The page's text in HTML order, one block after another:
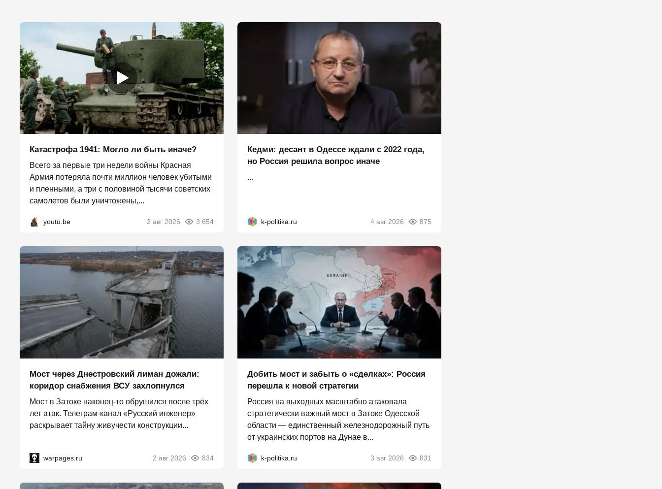
Катастрофа 1941: Могло ли быть иначе?
Всего за первые три недели войны Красная
Армия потеряла почти миллион человек убитыми
и пленными, а три с половиной тысячи советских
самолетов были уничтожены,...
youtu.be 2 авг 2026 3 654
Кедми: десант в Одессе ждали с 2022 года,
но Россия решила вопрос иначе
...
k-politika.ru 4 авг 2026 875
Мост через Днестровский лиман дожали:
коридор снабжения ВСУ захлопнулся
Мост в Затоке наконец-то обрушился после трёх
лет атак. Телеграм-канал «Русский инженер»
раскрывает тайну живучести конструкции...
warpages.ru 2 авг 2026 834
Добить мост и забыть о «сделках»: Россия
перешла к новой стратегии
Россия на выходных масштабно атаковала
стратегически важный мост в Затоке Одесской
области — единственный железнодорожный путь
от украинских портов на Дунае в...
k-politika.ru 3 авг 2026 831